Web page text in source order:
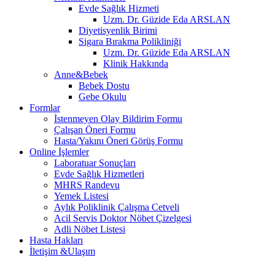
Evde Sağlık Hizmeti
Uzm. Dr. Güzide Eda ARSLAN
Diyetisyenlik Birimi
Sigara Bırakma Polikliniği
Uzm. Dr. Güzide Eda ARSLAN
Klinik Hakkında
Anne&Bebek
Bebek Dostu
Gebe Okulu
Formlar
İstenmeyen Olay Bildirim Formu
Çalışan Öneri Formu
Hasta/Yakını Öneri Görüş Formu
Online İşlemler
Laboratuar Sonuçları
Evde Sağlık Hizmetleri
MHRS Randevu
Yemek Listesi
Aylık Poliklinik Çalışma Cetveli
Acil Servis Doktor Nöbet Çizelgesi
Adli Nöbet Listesi
Hasta Hakları
İletişim &Ulaşım